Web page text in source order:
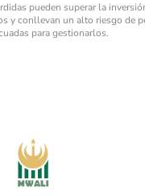
pueden superar la
y conllevan un alto riesgo de
para gestionarlos.